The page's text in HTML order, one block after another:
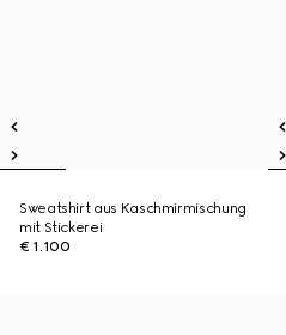
Sweatshirt aus Kaschmirmischung
mit Stickerei
€ 1.100